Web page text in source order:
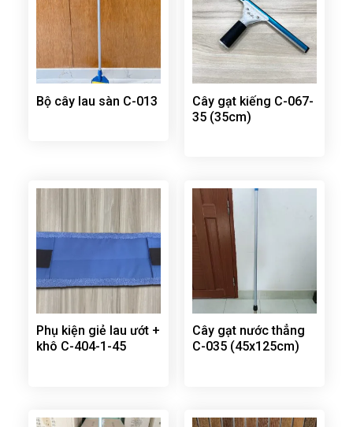
Bộ cây lau sàn C-013
Cây gạt kiếng C-067-
35 (35cm)
Phụ kiện giẻ lau ướt +
khô C-404-1-45
Cây gạt nước thẳng
C-035 (45x125cm)